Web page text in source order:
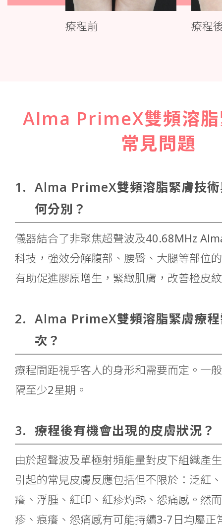
療程前 療程
Alma PrimeX雙頻溶
常見問題
1. Alma PrimeX雙頻溶脂緊膚技
何分別？
儀器結合了非聚焦超聲波及40.68MHz
科技，強效分解腹部、腰臀、大腿等部位
有助促進膠原增生，緊緻肌膚，改善橙皮
2. Alma PrimeX雙頻溶脂緊膚療
次？
療程間距視乎客人的身形和需要而定。一
隔至少2星期。
3. 療程後有機會出現的皮膚狀況？
由於超聲波及單極射頻能量對皮下組織產
引起的常見皮膚反應包括但不限於：泛紅
癢、浮腫、紅印、紅疹灼熱、怨痛感。然
疹、痕癢、怨痛感有可能持續3-7日均屬正